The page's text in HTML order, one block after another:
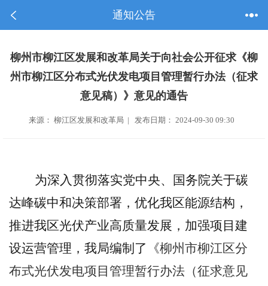
通知公告
柳州市柳江区发展和改革局关于向社会公开征求《柳
州市柳江区分布式光伏发电项目管理暂行办法（征求
意见稿）》意见的通告
来源： 柳江区发展和改革局 | 发布日期： 2024-09-30 09:30
为深入贯彻落实党中央、国务院关于碳
达峰碳中和决策部署，优化我区能源结构，
推进我区光伏产业高质量发展，加强项目建
设运营管理，我局编制了
《柳州市柳江区分
布式光伏发电项目管理暂行办法（征求意见